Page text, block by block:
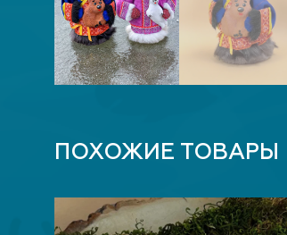
ПОХОЖИЕ ТОВАРЫ